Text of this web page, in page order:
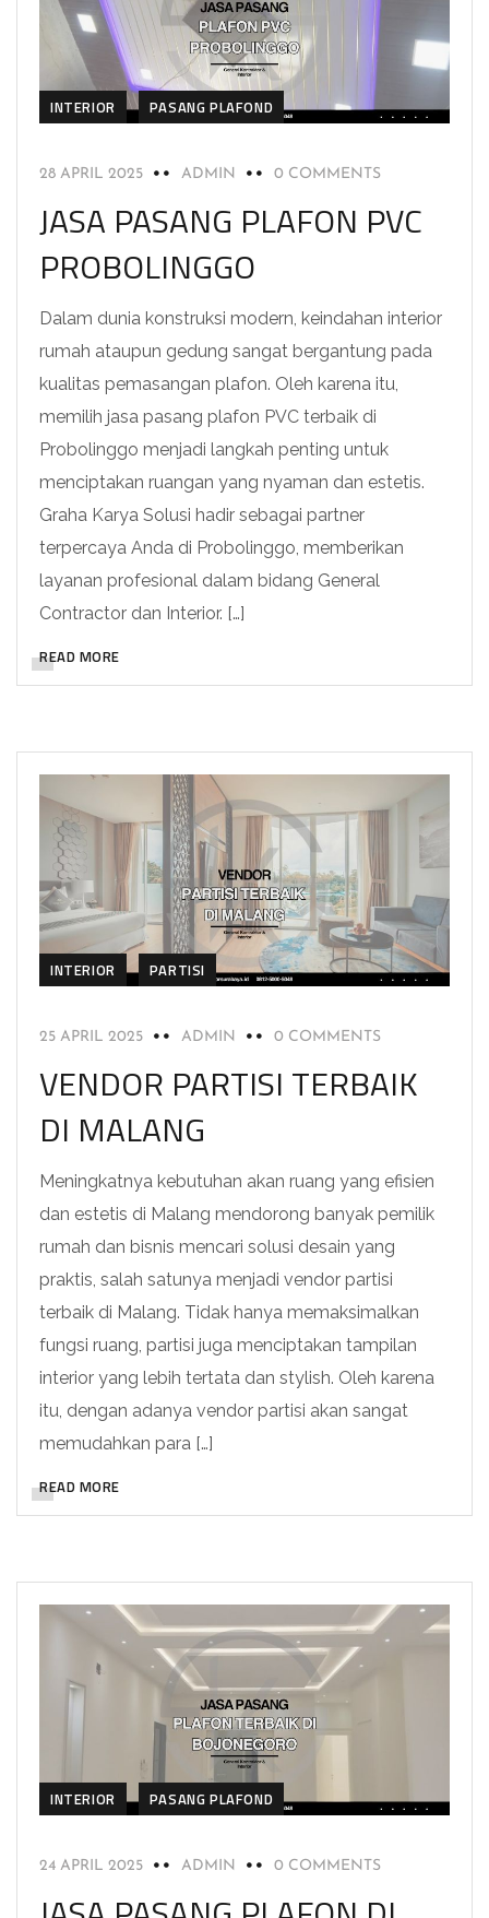
INTERIOR PASANG PLAFOND
28 APRIL 2025 ADMIN 0 COMMENTS
JASA PASANG PLAFON PVC
PROBOLINGGO
Dalam dunia konstruksi modern, keindahan interior
rumah ataupun gedung sangat bergantung pada
kualitas pemasangan plafon. Oleh karena itu,
memilih jasa pasang plafon PVC terbaik di
Probolinggo menjadi langkah penting untuk
menciptakan ruangan yang nyaman dan estetis.
Graha Karya Solusi hadir sebagai partner
terpercaya Anda di Probolinggo, memberikan
layanan profesional dalam bidang General
Contractor dan Interior. […]
READ MORE
INTERIOR PARTISI
25 APRIL 2025 ADMIN 0 COMMENTS
VENDOR PARTISI TERBAIK
DI MALANG
Meningkatnya kebutuhan akan ruang yang efisien
dan estetis di Malang mendorong banyak pemilik
rumah dan bisnis mencari solusi desain yang
praktis, salah satunya menjadi vendor partisi
terbaik di Malang. Tidak hanya memaksimalkan
fungsi ruang, partisi juga menciptakan tampilan
interior yang lebih tertata dan stylish. Oleh karena
itu, dengan adanya vendor partisi akan sangat
memudahkan para […]
READ MORE
INTERIOR PASANG PLAFOND
24 APRIL 2025 ADMIN 0 COMMENTS